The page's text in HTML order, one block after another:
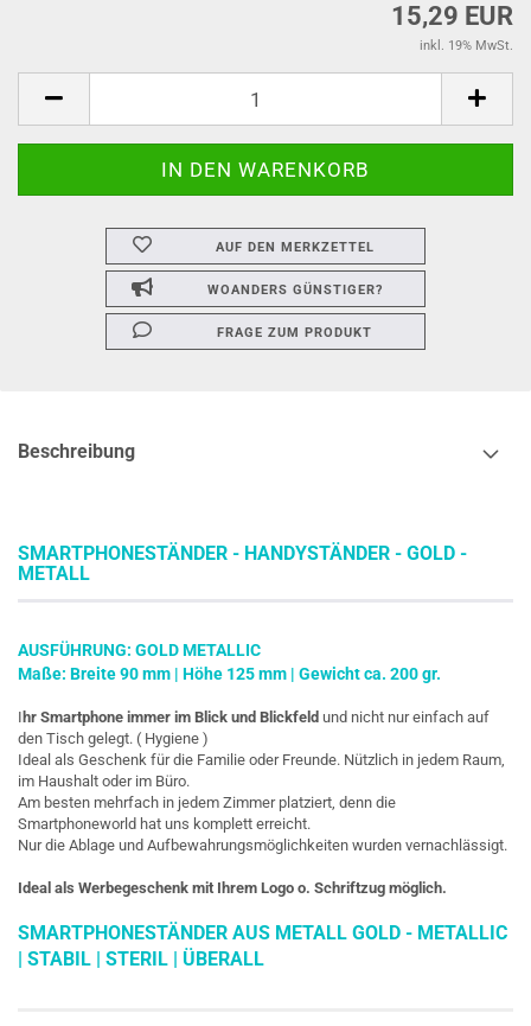
15,29 EUR
inkl. 19% MwSt.
AUF DEN MERKZETTEL
WOANDERS GÜNSTIGER?
FRAGE ZUM PRODUKT
Beschreibung
SMARTPHONESTÄNDER - HANDYSTÄNDER - GOLD -
METALL
AUSFÜHRUNG: GOLD METALLIC
Maße: Breite 90 mm | Höhe 125 mm | Gewicht ca. 200 gr.
I hr Smartphone immer im Blick und Blickfeld und nicht nur einfach auf
den Tisch gelegt. ( Hygiene )
Ideal als Geschenk für die Familie oder Freunde. Nützlich in jedem Raum,
im Haushalt oder im Büro.
Am besten mehrfach in jedem Zimmer platziert, denn die
Smartphoneworld hat uns komplett erreicht.
Nur die Ablage und Aufbewahrungsmöglichkeiten wurden vernachlässigt.
Ideal als Werbegeschenk mit Ihrem Logo o. Schriftzug möglich.
SMARTPHONESTÄNDER AUS METALL GOLD - METALLIC
| STABIL | STERIL | ÜBERALL